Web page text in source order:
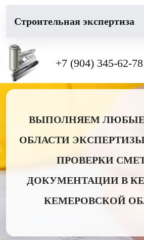
Cтроительная экспертиза
+7 (904) 345-62-78
ВЫПОЛНЯЕМ ЛЮБЫЕ
ОБЛАСТИ
ПРОВЕРКИ
ДОКУМЕНТАЦИИ В
КЕМЕРОВСКОЙ